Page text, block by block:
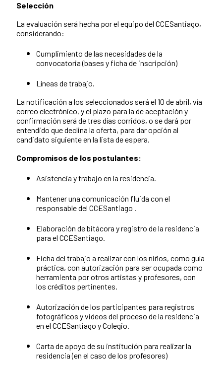
Selección
La evaluación será hecha por el equipo del CCESantiago,
considerando:
Cumplimiento de las necesidades de la
convocatoria (bases y ficha de inscripción)
Líneas de trabajo.
La notificación a los seleccionados será el 10 de abril, vía
correo electrónico, y el plazo para la de aceptación y
confirmación será de tres días corridos, o se dará por
entendido que declina la oferta, para dar opción al
candidato siguiente en la lista de espera.
Compromisos de los postulantes:
Asistencia y trabajo en la residencia.
Mantener una comunicación fluida con el
responsable del CCESantiago .
Elaboración de bitácora y registro de la residencia
para el CCESantiago.
Ficha del trabajo a realizar con los niños, como guía
práctica, con autorización para ser ocupada como
herramienta por otros artistas y profesores, con
los créditos pertinentes.
Autorización de los participantes para registros
fotográficos y videos del proceso de la residencia
en el CCESantiago y Colegio.
Carta de apoyo de su institución para realizar la
residencia (en el caso de los profesores)